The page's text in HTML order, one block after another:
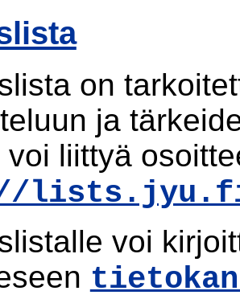
on
ja
voi liittyä
lists.jyu.fi/
voi